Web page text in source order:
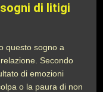
di litigi
questo sogno a
Secondo
di emozioni
o la paura di non